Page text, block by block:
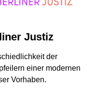
Justiz
der
einer modernen
Vorhaben.